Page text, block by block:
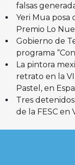
falsas
Yeri Mua posa
Premio Lo
Gobierno de
programa
La pintora
retrato en la
Pastel, en
Tres
de la FESC en